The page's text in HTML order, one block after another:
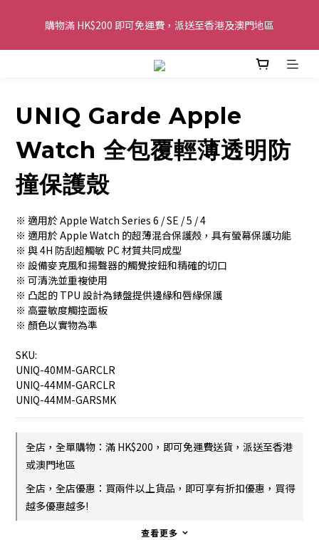
購物滿 HK$200 即可免運費，派送至香港及澳門地區
購物滿 HK$200 即可免運費，派送至香港及澳門地區
全單金額：每滿 HK$250，以轉數快或八達通方式付款，額外再減
歡迎 WhatsApp 6123 6918 查詢或電郵到
購物滿 HK$200 即可免運費，派送至香港及澳門地區
UNIQ Garde Apple
Watch 全包覆輕薄透明防
撞保護殼
※ 適用於 Apple Watch Series 6 / SE / 5 / 4
※ 適用於 Apple Watch 的超薄混合保護殼，具有螢幕保護功能
※ 與 4H 防刮超觸敏 PC 材質共同成型
※ 設備麥克風和揚聲器的觸覺按鈕和精確的切口
※ 可清洗並重複使用
※ 凸起的 TPU 設計為錶盤提供邊緣和唇緣保護
※ 高靈敏度觸控面板
※ 顏色以實物為準
SKU:
UNIQ-40MM-GARCLR
UNIQ-44MM-GARCLR
UNIQ-44MM-GARSMK
全店，全單購物：滿 HK$200，即可免運費送貨，派送至香港
或澳門地區
全店，全店優惠：買兩件以上貨品，即可享有折扣優惠，買得
越多優惠越多!
查看更多